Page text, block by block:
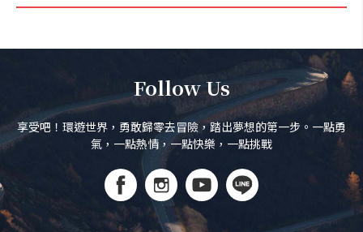
Follow Us
享受吧！環遊世界，勇敢歸零去冒險，踏出夢想的第一步。一點勇
氣，一點熱情，一點快樂，一點挑戰